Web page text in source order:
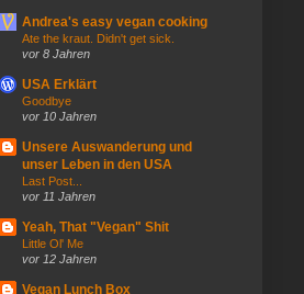
Andrea's easy vegan cooking
Ate the kraut. Didn't get sick.
vor 8 Jahren
USA Erklärt
Goodbye
vor 10 Jahren
Unsere Auswanderung und
unser Leben in den USA
Last Post...
vor 11 Jahren
Yeah, That "Vegan" Shit
Little Ol' Me
vor 12 Jahren
Vegan Lunch Box